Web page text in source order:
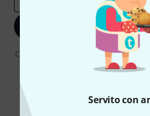
Servito con
Iscriviti
Cliccando su "Iscriviti ora", lei accetta di
possibile annullare l'iscrizione in
ulteriori informazioni sulla newsletter
* Richiesto